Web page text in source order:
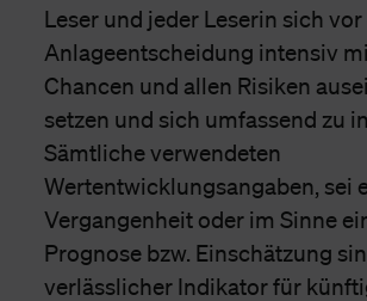
Leser und jeder Leserin sich
Anlageentscheidung intensiv
Chancen und allen Risiken
setzen und sich umfassend zu
Sämtliche verwendeten
Wertentwicklungsangaben, sei
Vergangenheit oder im Sinne
Prognose bzw. Einschätzung
verlässlicher Indikator für